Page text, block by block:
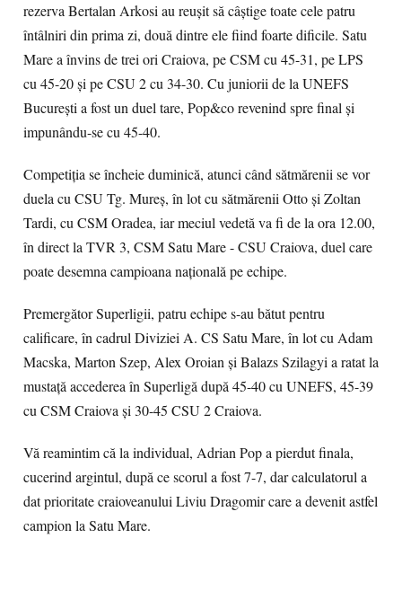
rezerva Bertalan Arkosi au reuşit să câştige toate cele patru
întâlniri din prima zi, două dintre ele fiind foarte dificile. Satu
Mare a învins de trei ori Craiova, pe CSM cu 45-31, pe LPS
cu 45-20 şi pe CSU 2 cu 34-30. Cu juniorii de la UNEFS
Bucureşti a fost un duel tare, Pop&co revenind spre final şi
impunându-se cu 45-40.
Competiţia se încheie duminică, atunci când sătmărenii se vor
duela cu CSU Tg. Mureş, în lot cu sătmărenii Otto şi Zoltan
Tardi, cu CSM Oradea, iar meciul vedetă va fi de la ora 12.00,
în direct la TVR 3, CSM Satu Mare - CSU Craiova, duel care
poate desemna campioana naţională pe echipe.
Premergător Superligii, patru echipe s-au bătut pentru
calificare, în cadrul Diviziei A. CS Satu Mare, în lot cu Adam
Macska, Marton Szep, Alex Oroian şi Balazs Szilagyi a ratat la
mustaţă accederea în Superligă după 45-40 cu UNEFS, 45-39
cu CSM Craiova şi 30-45 CSU 2 Craiova.
Vă reamintim că la individual, Adrian Pop a pierdut finala,
cucerind argintul, după ce scorul a fost 7-7, dar calculatorul a
dat prioritate craioveanului Liviu Dragomir care a devenit astfel
campion la Satu Mare.